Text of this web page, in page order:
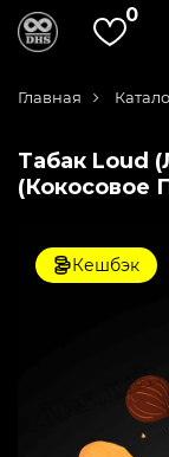
0
Главная
Табак Loud
(Кокосовое
Кешбэк